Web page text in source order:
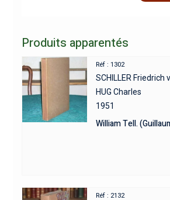
Produits apparentés
Réf : 1302
SCHILLER Friedrich
HUG Charles
1951
William Tell.
Réf : 2132